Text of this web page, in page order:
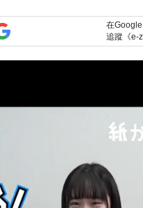
在Google
追蹤《e-